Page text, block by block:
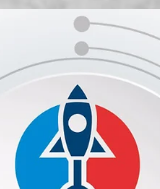
As propostas dos agentes deste ecossistema
construir uma política pública de sucesso e
colocar a Bahia em destaque nacional Oficina...